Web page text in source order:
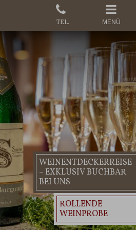
MENÜ
WEINENTDECKERREISE
– EXKLUSIV BUCHBAR
BEI UNS
ROLLENDE
WEINPROBE